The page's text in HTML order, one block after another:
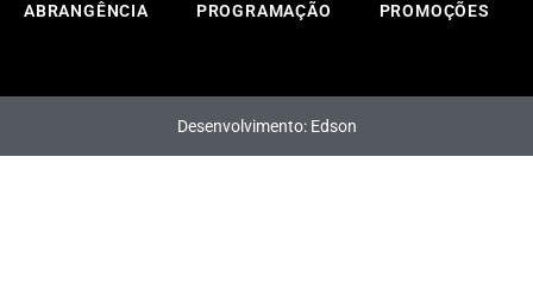
ABRANGÊNCIA PROGRAMAÇÃO PROMOÇÕES
Desenvolvimento: Edson